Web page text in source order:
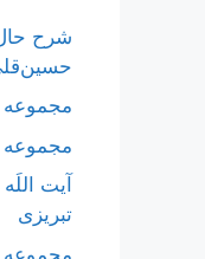
شرح
مجموعه
مجموعه
آیت
تبریزی